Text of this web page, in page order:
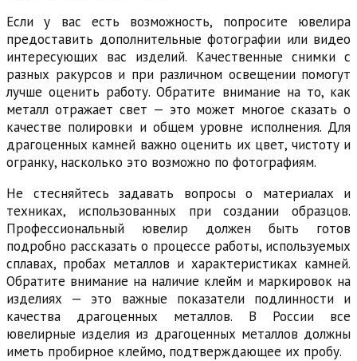
Если у вас есть возможность, попросите ювелира
предоставить дополнительные фотографии или видео
интересующих вас изделий. Качественные снимки с
разных ракурсов и при различном освещении помогут
лучше оценить работу. Обратите внимание на то, как
металл отражает свет — это может многое сказать о
качестве полировки и общем уровне исполнения. Для
драгоценных камней важно оценить их цвет, чистоту и
огранку, насколько это возможно по фотографиям.
Не стесняйтесь задавать вопросы о материалах и
техниках, использованных при создании образцов.
Профессиональный ювелир должен быть готов
подробно рассказать о процессе работы, используемых
сплавах, пробах металлов и характеристиках камней.
Обратите внимание на наличие клейм и маркировок на
изделиях — это важные показатели подлинности и
качества драгоценных металлов. В России все
ювелирные изделия из драгоценных металлов должны
иметь пробирное клеймо, подтверждающее их пробу.